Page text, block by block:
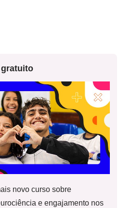
sequência de 15 planos de aula.
desse plano em sequência.
novo curso sobre
e engajamento nos